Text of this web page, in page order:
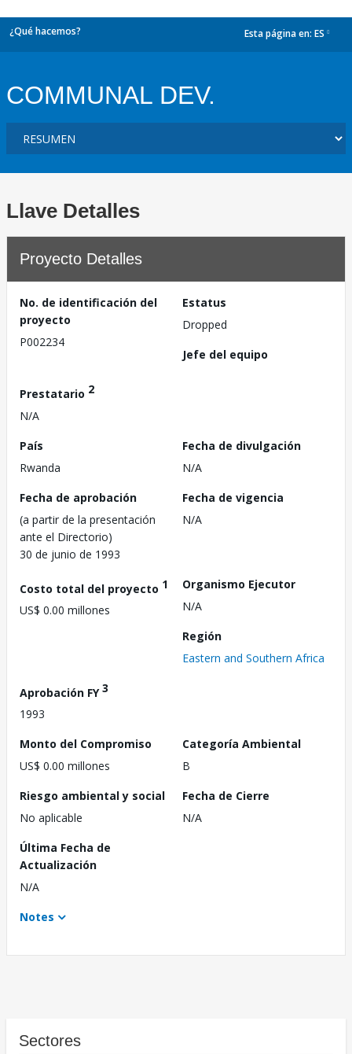
¿Qué hacemos? Esta página en: ES
COMMUNAL DEV.
Llave Detalles
Proyecto Detalles
No. de identificación del
proyecto
P002234
Estatus
Dropped
Jefe del equipo
Prestatario 2
N/A
País
Rwanda
Fecha de divulgación
N/A
Fecha de aprobación
(a partir de la presentación
ante el Directorio)
30 de junio de 1993
Fecha de vigencia
N/A
Costo total del proyecto 1
US$ 0.00 millones
Organismo Ejecutor
N/A
Región
Eastern and Southern Africa
Aprobación FY3
1993
Monto del Compromiso
US$ 0.00 millones
Categoría Ambiental
B
Riesgo ambiental y social
No aplicable
Fecha de Cierre
N/A
Última Fecha de
Actualización
N/A
Notes
Sectores